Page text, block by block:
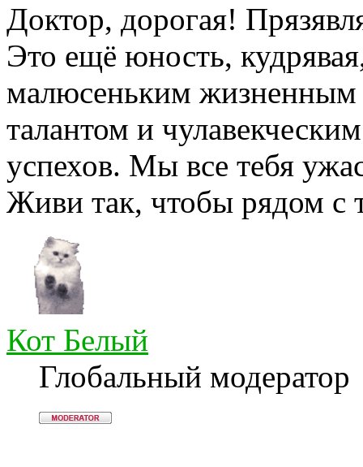
Доктор, дорогая!
Это ещё юность,
малюсеньким
талантом и
успехов. Мы все тебя
Живи так, чтобы рядом с
Кот Белый
Глобальный модератор